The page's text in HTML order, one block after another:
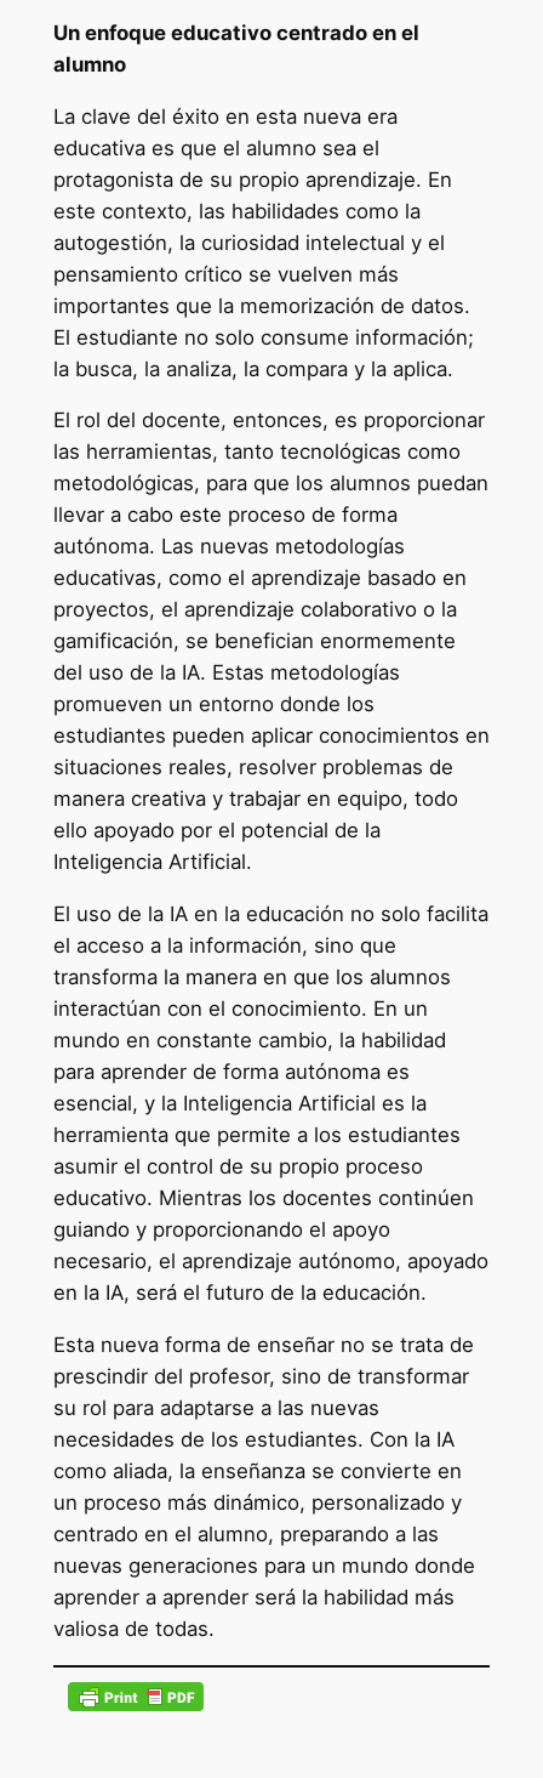
Un enfoque educativo centrado en el
alumno
La clave del éxito en esta nueva era
educativa es que el alumno sea el
protagonista de su propio aprendizaje. En
este contexto, las habilidades como la
autogestión, la curiosidad intelectual y el
pensamiento crítico se vuelven más
importantes que la memorización de datos.
El estudiante no solo consume información;
la busca, la analiza, la compara y la aplica.
El rol del docente, entonces, es proporcionar
las herramientas, tanto tecnológicas como
metodológicas, para que los alumnos puedan
llevar a cabo este proceso de forma
autónoma. Las nuevas metodologías
educativas, como el aprendizaje basado en
proyectos, el aprendizaje colaborativo o la
gamificación, se benefician enormemente
del uso de la IA. Estas metodologías
promueven un entorno donde los
estudiantes pueden aplicar conocimientos en
situaciones reales, resolver problemas de
manera creativa y trabajar en equipo, todo
ello apoyado por el potencial de la
Inteligencia Artificial.
El uso de la IA en la educación no solo facilita
el acceso a la información, sino que
transforma la manera en que los alumnos
interactúan con el conocimiento. En un
mundo en constante cambio, la habilidad
para aprender de forma autónoma es
esencial, y la Inteligencia Artificial es la
herramienta que permite a los estudiantes
asumir el control de su propio proceso
educativo. Mientras los docentes continúen
guiando y proporcionando el apoyo
necesario, el aprendizaje autónomo, apoyado
en la IA, será el futuro de la educación.
Esta nueva forma de enseñar no se trata de
prescindir del profesor, sino de transformar
su rol para adaptarse a las nuevas
necesidades de los estudiantes. Con la IA
como aliada, la enseñanza se convierte en
un proceso más dinámico, personalizado y
centrado en el alumno, preparando a las
nuevas generaciones para un mundo donde
aprender a aprender será la habilidad más
valiosa de todas.